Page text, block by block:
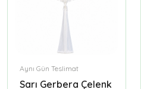
Aynı Gün Teslimat
Sarı Gerbera Çelenk